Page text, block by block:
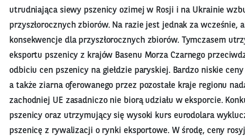
utrudniająca siewy pszenicy ozimej w Rosji i na Ukrainie
przyszłorocznych zbiorów. Na razie jest jednak za wcześnie,
konsekwencje dla przyszłorocznych zbiorów. Tymczasem
eksportu pszenicy z krajów Basenu Morza Czarnego
odbiciu cen pszenicy na giełdzie paryskiej. Bardzo niskie
a także ziarna oferowanego przez pozostałe kraje regionu
zachodniej UE zasadniczo nie biorą udziału w eksporcie.
pszenicy oraz utrzymujący się wysoki kurs eurodolara
pszenicę z rywalizacji o rynki eksportowe. W środę, ceny